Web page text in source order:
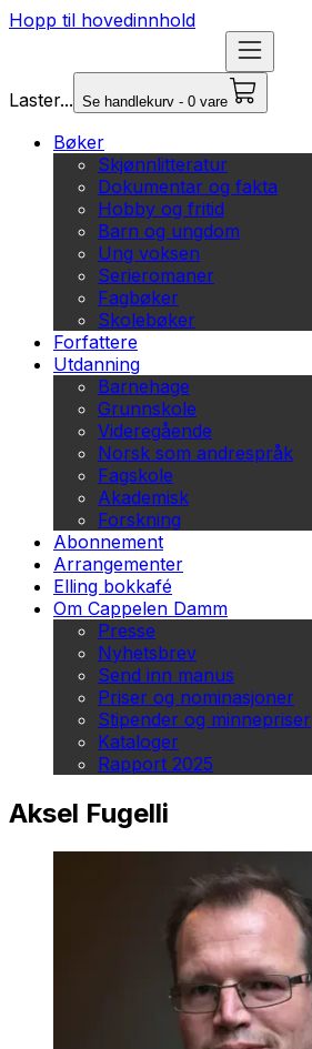
Hopp til hovedinnhold
Laster... Se handlekurv - 0 vare
Bøker
Skjønnlitteratur
Dokumentar og fakta
Hobby og fritid
Barn og ungdom
Ung voksen
Serieromaner
Fagbøker
Skolebøker
Forfattere
Utdanning
Barnehage
Grunnskole
Videregående
Norsk som andrespråk
Fagskole
Akademisk
Forskning
Abonnement
Arrangementer
Elling bokkafé
Om Cappelen Damm
Presse
Nyhetsbrev
Send inn manus
Priser og nominasjoner
Stipender og minnepriser
Kataloger
Rapport 2025
Aksel Fugelli